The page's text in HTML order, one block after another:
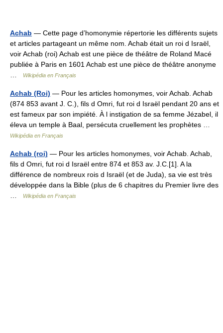
Achab — Cette page d’homonymie répertorie les différents sujets
et articles partageant un même nom. Achab était un roi d Israël,
voir Achab (roi) Achab est une pièce de théâtre de Roland Macé
publiée à Paris en 1601 Achab est une pièce de théâtre anonyme
Wikipédia en Français
Achab (Roi) — Pour les articles homonymes, voir Achab. Achab
(874 853 avant J. C.), fils d Omri, fut roi d Israël pendant 20 ans et
est fameux par son impiété. À l instigation de sa femme Jézabel, il
éleva un temple à Baal, persécuta cruellement les prophètes …
Wikipédia en Français
Achab (roi) — Pour les articles homonymes, voir Achab. Achab,
fils d Omri, fut roi d Israël entre 874 et 853 av. J.C.[1]. A la
différence de nombreux rois d Israël (et de Juda), sa vie est très
développée dans la Bible (plus de 6 chapitres du Premier livre des
Wikipédia en Français